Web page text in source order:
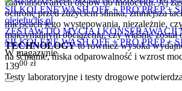
ochronę przed zużyciem silnika, zmniejsza
miejscach jego występowania, niezależnie,
maksymalnym obciążeniu, czy właśnie
TECHNOLOGYto również wysoka
na ścinanie, niska odparowalność i wzrost
Testy laboratoryjne i testy drogowe
ZESTAW DO MYCIA I
SILKOLENE WASH OFF + PRO PREP +
W magazynie
13900 zł